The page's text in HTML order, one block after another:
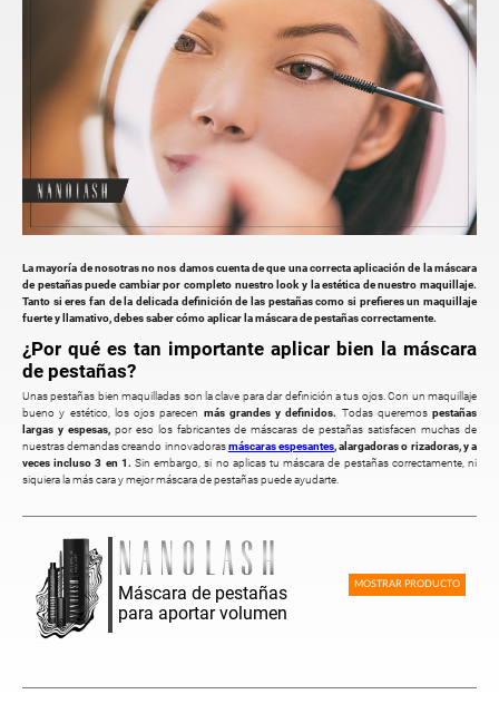
La mayoría de nosotras no nos damos cuenta de que una correcta aplicación de la máscara
de pestañas puede cambiar por completo nuestro look y la estética de nuestro maquillaje.
Tanto si eres fan de la delicada definición de las pestañas como si prefieres un maquillaje
fuerte y llamativo, debes saber cómo aplicar la máscara de pestañas correctamente.
¿Por qué es tan importante aplicar bien la máscara
de pestañas?
Unas pestañas bien maquilladas son la clave para dar definición a tus ojos. Con un maquillaje
bueno y estético, los ojos parecen más grandes y definidos. Todas queremos pestañas
largas y espesas,por eso los fabricantes de máscaras de pestañas satisfacen muchas de
nuestras demandas creando innovadorasmáscaras espesantes, alargadoras o rizadoras, y a
veces incluso 3 en 1. Sin embargo, si no aplicas tu máscara de pestañas correctamente, ni
siquiera la más cara y mejor máscara de pestañas puede ayudarte.
Máscara de pestañas
para aportar volumen
MOSTRAR PRODUCTO